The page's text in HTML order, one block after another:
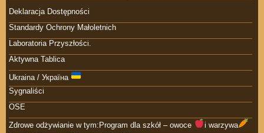
Deklaracja Dostępności
Standardy Ochrony Małoletnich
Laboratoria Przyszłości.
Aktywna Tablica
Ukraina / Україна
Sygnaliści
OSE
Zdrowe odżywianie w tym:Program dla szkół – owoce
i warzywa